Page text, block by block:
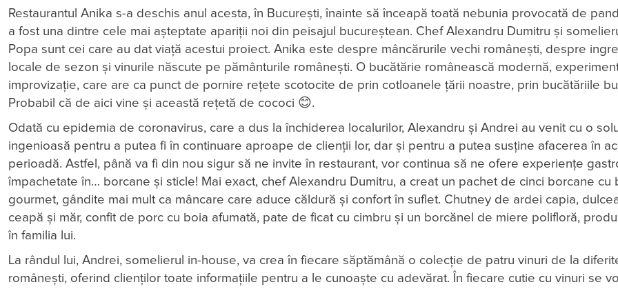
Restaurantul Anika s-a deschis anul acesta, în București, înainte să înceapă toată nebunia provocată de
a fost una dintre cele mai așteptate apariții noi din peisajul bucureștean. Chef Alexandru Dumitru și
Popa sunt cei care au dat viață acestui proiect. Anika este despre mâncărurile vechi românești, despre
locale de sezon și vinurile născute pe pământurile românești. O bucătărie românească modernă,
improvizație, care are ca punct de pornire rețete scotocite de prin cotloanele țării noastre, prin bucătăriile
Probabil că de aici vine și această rețetă de cococi 😊.
Odată cu epidemia de coronavirus, care a dus la închiderea localurilor, Alexandru și Andrei au venit cu o
ingenioasă pentru a putea fi în continuare aproape de clienții lor, dar și pentru a putea susține afacerea în
perioadă. Astfel, până va fi din nou sigur să ne invite în restaurant, vor continua să ne ofere experiențe
împachetate în… borcane și sticle! Mai exact, chef Alexandru Dumitru, a creat un pachet de cinci borcane cu
gourmet, gândite mai mult ca mâncare care aduce căldură și confort în suflet. Chutney de ardei capia,
ceapă și măr, confit de porc cu boia afumată, pate de ficat cu cimbru și un borcănel de miere polifloră,
în familia lui.
La rândul lui, Andrei, somelierul in-house, va crea în fiecare săptămână o colecție de patru vinuri de la
românești, oferind clienților toate informațiile pentru a le cunoaște cu adevărat. În fiecare cutie cu vinuri se